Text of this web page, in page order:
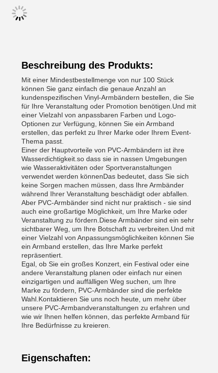
Beschreibung des Produkts:
Mit einer Mindestbestellmenge von nur 100 Stück
können Sie ganz einfach die genaue Anzahl an
kundenspezifischen Vinyl-Armbändern bestellen, die Sie
für Ihre Veranstaltung oder Promotion benötigen.Und mit
einer Vielzahl von anpassbaren Farben und Logo-
Optionen zur Verfügung, können Sie ein Armband
erstellen, das perfekt zu Ihrer Marke oder Ihrem Event-
Thema passt.
Einer der Hauptvorteile von PVC-Armbändern ist ihre
Wasserdichtigkeit.so dass sie in nassen Umgebungen
wie Wasseraktivitäten oder Sportveranstaltungen
verwendet werden könnenDas bedeutet, dass Sie sich
keine Sorgen machen müssen, dass Ihre Armbänder
während Ihrer Veranstaltung beschädigt oder abfallen.
Aber PVC-Armbänder sind nicht nur praktisch - sie sind
auch eine großartige Möglichkeit, um Ihre Marke oder
Veranstaltung zu fördern.Diese Armbänder sind ein sehr
sichtbarer Weg, um Ihre Botschaft zu verbreiten.Und mit
einer Vielzahl von Anpassungsmöglichkeiten können Sie
ein Armband erstellen, das Ihre Marke perfekt
repräsentiert.
Egal, ob Sie ein großes Konzert, ein Festival oder eine
andere Veranstaltung planen oder einfach nur einen
einzigartigen und auffälligen Weg suchen, um Ihre
Marke zu fördern, PVC-Armbänder sind die perfekte
Wahl.Kontaktieren Sie uns noch heute, um mehr über
unsere PVC-Armbandveranstaltungen zu erfahren und
wie wir Ihnen helfen können, das perfekte Armband für
Ihre Bedürfnisse zu kreieren.
Eigenschaften: